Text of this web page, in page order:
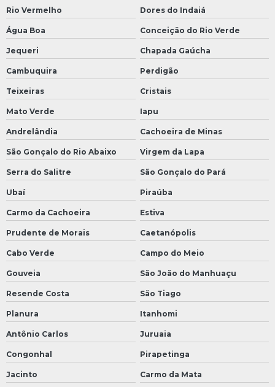
Rio Vermelho Dores do Indaiá
Água Boa Conceição do Rio Verde
Jequeri Chapada Gaúcha
Cambuquira Perdigão
Teixeiras Cristais
Mato Verde Iapu
Andrelândia Cachoeira de Minas
São Gonçalo do Rio Abaixo Virgem da Lapa
Serra do Salitre São Gonçalo do Pará
Ubaí Piraúba
Carmo da Cachoeira Estiva
Prudente de Morais Caetanópolis
Cabo Verde Campo do Meio
Gouveia São João do Manhuaçu
Resende Costa São Tiago
Planura Itanhomi
Antônio Carlos Juruaia
Congonhal Pirapetinga
Jacinto Carmo da Mata